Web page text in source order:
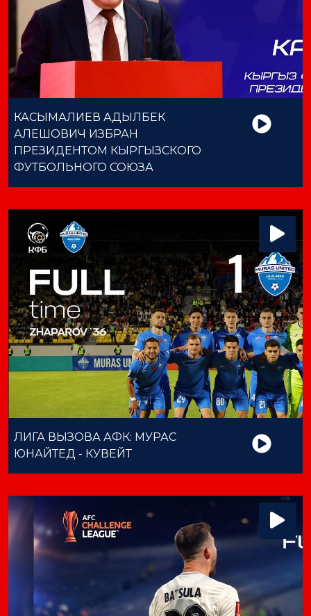
КАСЫМАЛИЕВ АДЫЛБЕК
АЛЕШОВИЧ ИЗБРАН
ПРЕЗИДЕНТОМ КЫРГЫЗСКОГО
ФУТБОЛЬНОГО СОЮЗА
ЛИГА ВЫЗОВА АФК: МУРАС
ЮНАЙТЕД - КУВЕЙТ